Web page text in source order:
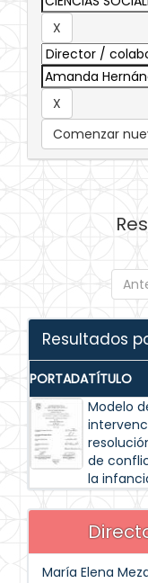
Comenzar
Resultados
PORTADATÍTULO
Modelo
de
la
María Elena